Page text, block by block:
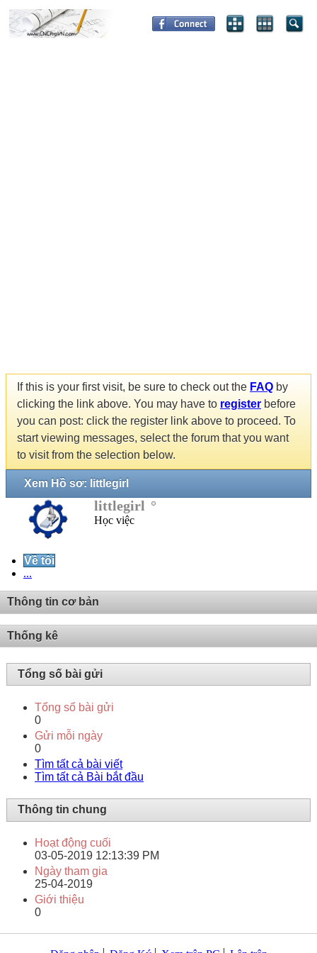
If this is your first visit, be sure to check out the FAQ by
clicking the link above. You may have to register before
you can post: click the register link above to proceed. To
start viewing messages, select the forum that you want
to visit from the selection below.
Xem Hồ sơ: littlegirl
littlegirl
Học việc
Về tôi
...
Thông tin cơ bản
Thống kê
Tổng số bài gửi
Tổng số bài gửi
0
Gửi mỗi ngày
0
Tìm tất cả bài viết
Tìm tất cả Bài bắt đầu
Thông tin chung
Hoạt động cuối
03-05-2019 12:13:39 PM
Ngày tham gia
25-04-2019
Giới thiệu
0